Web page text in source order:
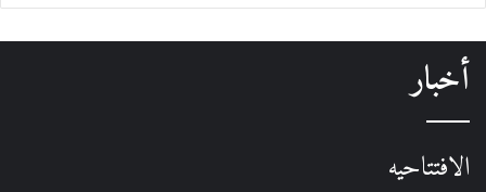
أخبار
الافتتاحيه